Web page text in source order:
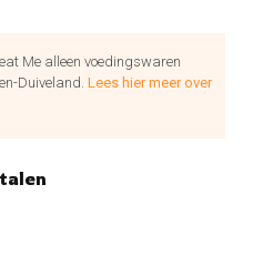
Me alleen voedingswaren
Duiveland. Lees hier meer over